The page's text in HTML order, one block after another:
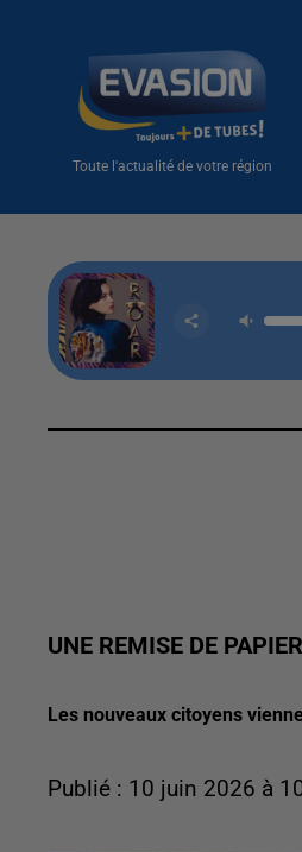
Toute l'actualité de votre région
UNE REMISE DE
Les nouveaux citoyens
Publié : 10 juin 2026 à